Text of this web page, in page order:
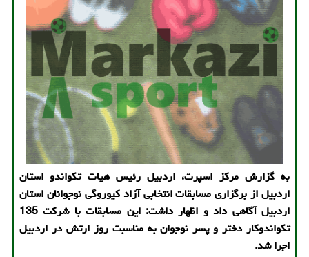
به گزارش مرکز اسپرت، اردبیل رئیس هیات تکواندو استان
اردبیل از برگزاری مسابقات انتخابی آزاد کیوروگی نوجوانان استان
اردبیل آگاهی داد و اظهار داشت: این مسابقات با شرکت 135
تکواندوکار دختر و پسر نوجوان به مناسبت روز ارتش در اردبیل
اجرا شد.